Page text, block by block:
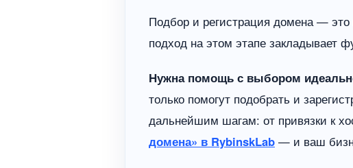
Подбор и регистрация домена —
подход на этом этапе закладывает
Нужна помощь с выбором
только помогут подобрать и
дальнейшим шагам: от привязки к
домена» в RybinskLab — и ваш